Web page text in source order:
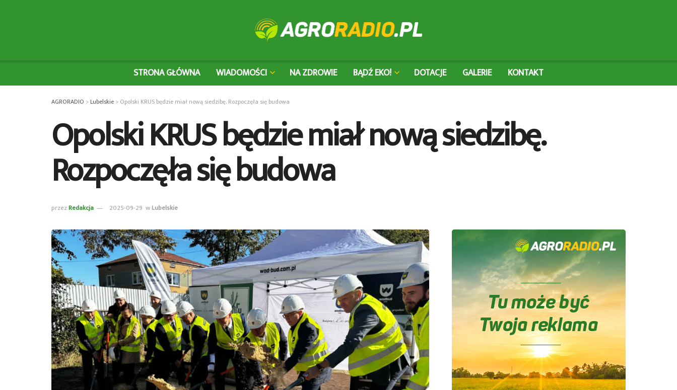
STRONA GŁÓWNA WIADOMOŚCI NA ZDROWIE BĄDŹ EKO! DOTACJE GALERIE KONTAKT
AGRORADIO >Lubelskie > Opolski KRUS będzie miał nową siedzibę. Rozpoczęła się budowa
Opolski KRUS będzie miał nową siedzibę.
Rozpoczęła się budowa
przezRedakcja 2025-09-29 wLubelskie